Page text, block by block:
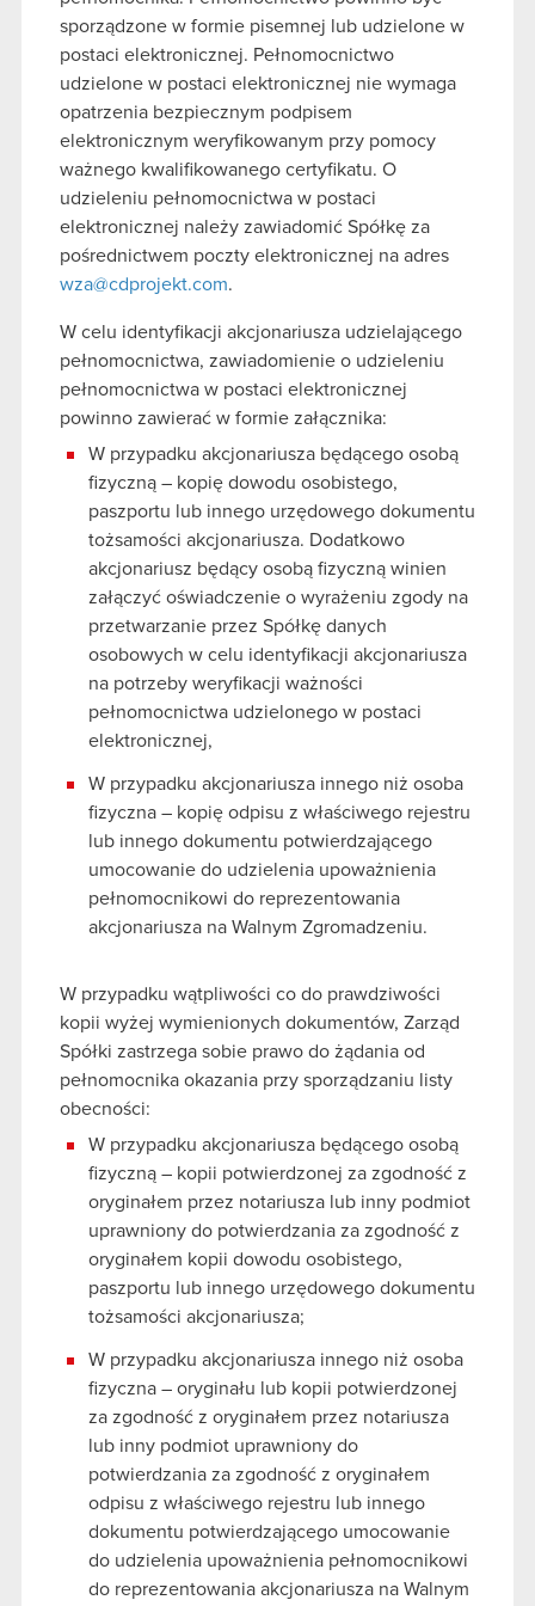
sporządzone w formie pisemnej lub udzielone w
postaci elektronicznej. Pełnomocnictwo
udzielone w postaci elektronicznej nie wymaga
opatrzenia bezpiecznym podpisem
elektronicznym weryfikowanym przy pomocy
ważnego kwalifikowanego certyfikatu. O
udzieleniu pełnomocnictwa w postaci
elektronicznej należy zawiadomić Spółkę za
pośrednictwem poczty elektronicznej na adres
wza@cdprojekt.com.
W celu identyfikacji akcjonariusza udzielającego
pełnomocnictwa, zawiadomienie o udzieleniu
pełnomocnictwa w postaci elektronicznej
powinno zawierać w formie załącznika:
W przypadku akcjonariusza będącego osobą
fizyczną – kopię dowodu osobistego,
paszportu lub innego urzędowego dokumentu
tożsamości akcjonariusza. Dodatkowo
akcjonariusz będący osobą fizyczną winien
załączyć oświadczenie o wyrażeniu zgody na
przetwarzanie przez Spółkę danych
osobowych w celu identyfikacji akcjonariusza
na potrzeby weryfikacji ważności
pełnomocnictwa udzielonego w postaci
elektronicznej,
W przypadku akcjonariusza innego niż osoba
fizyczna – kopię odpisu z właściwego rejestru
lub innego dokumentu potwierdzającego
umocowanie do udzielenia upoważnienia
pełnomocnikowi do reprezentowania
akcjonariusza na Walnym Zgromadzeniu.
W przypadku wątpliwości co do prawdziwości
kopii wyżej wymienionych dokumentów, Zarząd
Spółki zastrzega sobie prawo do żądania od
pełnomocnika okazania przy sporządzaniu listy
obecności:
W przypadku akcjonariusza będącego osobą
fizyczną – kopii potwierdzonej za zgodność z
oryginałem przez notariusza lub inny podmiot
uprawniony do potwierdzania za zgodność z
oryginałem kopii dowodu osobistego,
paszportu lub innego urzędowego dokumentu
tożsamości akcjonariusza;
W przypadku akcjonariusza innego niż osoba
fizyczna – oryginału lub kopii potwierdzonej
za zgodność z oryginałem przez notariusza
lub inny podmiot uprawniony do
potwierdzania za zgodność z oryginałem
odpisu z właściwego rejestru lub innego
dokumentu potwierdzającego umocowanie
do udzielenia upoważnienia pełnomocnikowi
do reprezentowania akcjonariusza na Walnym